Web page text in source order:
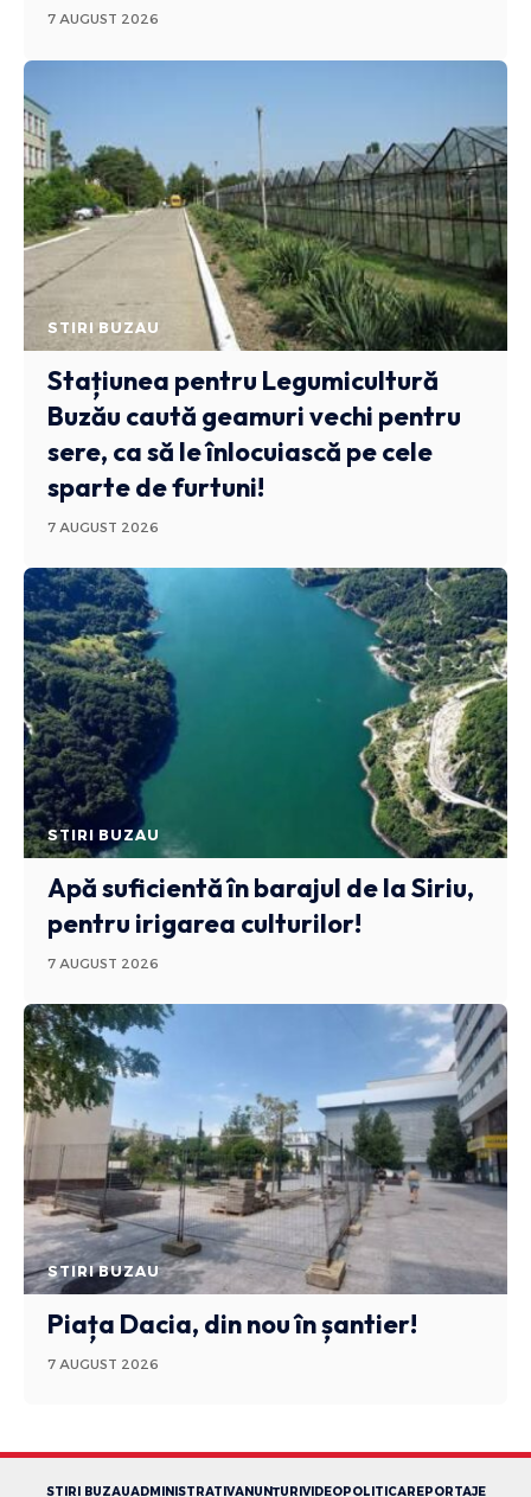
7 AUGUST 2026
STIRI BUZAU
Stațiunea pentru Legumicultură
Buzău caută geamuri vechi pentru
sere, ca să le înlocuiască pe cele
sparte de furtuni!
7 AUGUST 2026
STIRI BUZAU
Apă suficientă în barajul de la Siriu,
pentru irigarea culturilor!
7 AUGUST 2026
STIRI BUZAU
Piața Dacia, din nou în șantier!
7 AUGUST 2026
STIRI BUZAUADMINISTRATIVANUNȚURI VIDEOPOLITICAREPORTAJE